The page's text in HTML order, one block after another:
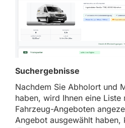
Suchergebnisse
Nachdem Sie Abholort und
haben, wird Ihnen eine
Fahrzeug-Angeboten
Angebot ausgewählt